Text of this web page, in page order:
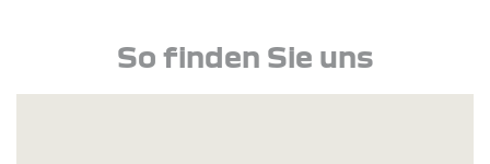
So finden Sie uns